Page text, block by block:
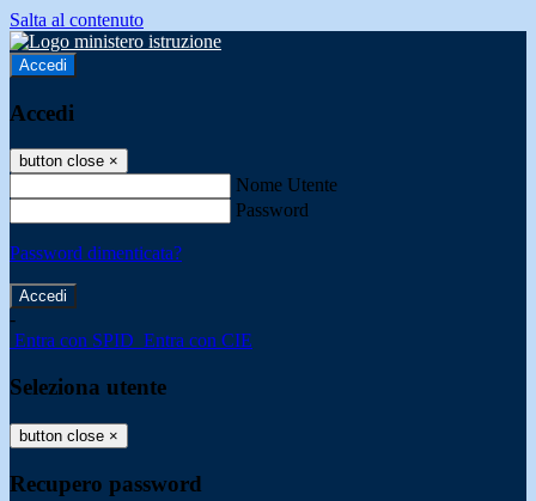
Salta al contenuto
Accedi
Accedi
button close ×
Nome Utente
Password
Password dimenticata?
-
Entra con SPID Entra con CIE
Seleziona utente
button close ×
Recupero password